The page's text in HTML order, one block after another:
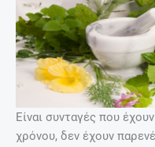
Είναι συνταγές που
χρόνου, δεν έχουν